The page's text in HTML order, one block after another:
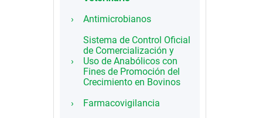
Antimicrobianos
Sistema de Control Oficial
de Comercialización y
Uso de Anabólicos con
Fines de Promoción del
Crecimiento en Bovinos
Farmacovigilancia